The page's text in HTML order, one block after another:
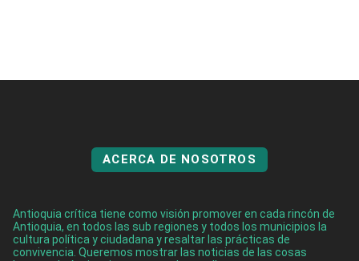
ACERCA DE NOSOTROS
Antioquia crítica tiene como visión promover en cada rincón de
Antioquia, en todos las sub regiones y todos los municipios la
cultura política y ciudadana y resaltar las prácticas de
convivencia. Queremos mostrar las noticias de las cosas